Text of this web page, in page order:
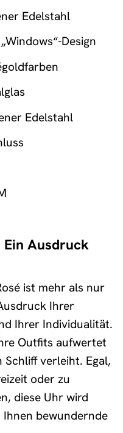
Edelstahl
Design
Edelstahl
Ausdruck
ist mehr als nur
Ihrer
Ihrer Individualität.
Outfits aufwertet
verleiht. Egal,
oder zu
diese Uhr wird
bewundernde